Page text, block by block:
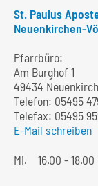
St. Paulus
Neuenkirchen-
Pfarrbüro:
Am Burghof 1
49434
Telefon: 05495
Telefax: 05495
E-Mail schreiben
Mi.
16.00 -